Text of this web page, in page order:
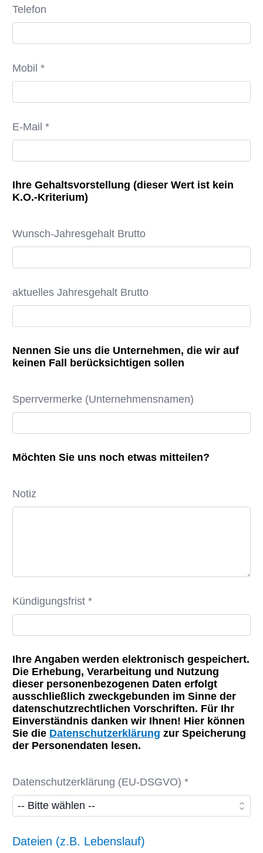
Telefon
Mobil *
E-Mail *
Ihre Gehaltsvorstellung (dieser Wert ist kein
K.O.-Kriterium)
Wunsch-Jahresgehalt Brutto
aktuelles Jahresgehalt Brutto
Nennen Sie uns die Unternehmen, die wir auf
keinen Fall berücksichtigen sollen
Sperrvermerke (Unternehmensnamen)
Möchten Sie uns noch etwas mitteilen?
Notiz
Kündigungsfrist *
Ihre Angaben werden elektronisch gespeichert.
Die Erhebung, Verarbeitung und Nutzung
dieser personenbezogenen Daten erfolgt
ausschließlich zweckgebunden im Sinne der
datenschutzrechtlichen Vorschriften. Für Ihr
Einverständnis danken wir Ihnen! Hier können
Sie die Datenschutzerklärung zur Speicherung
der Personendaten lesen.
Datenschutzerklärung (EU-DSGVO) *
Dateien (z.B. Lebenslauf)